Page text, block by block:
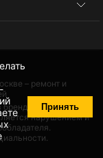
Принять
– ремонт и
происходит
нарушением и